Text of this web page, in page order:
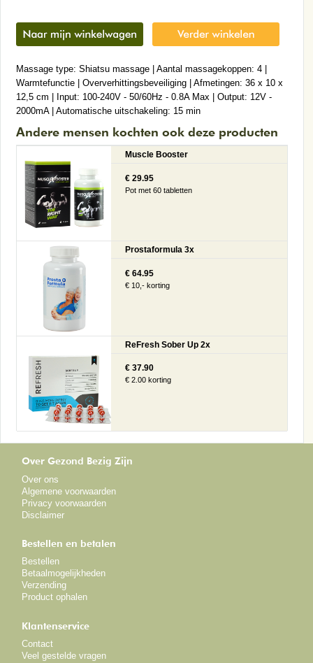
Massage type: Shiatsu massage | Aantal massagekoppen: 4 |
Warmtefunctie | Oververhittingsbeveiliging | Afmetingen: 36 x 10 x
12,5 cm | Input: 100-240V - 50/60Hz - 0.8A Max | Output: 12V -
2000mA | Automatische uitschakeling: 15 min
Andere mensen kochten ook deze producten
Muscle Booster
€ 29.95
Pot met 60 tabletten
Prostaformula 3x
€ 64.95
€ 10,- korting
ReFresh Sober Up 2x
€ 37.90
€ 2.00 korting
Over Gezond Bezig Zijn
Over ons
Algemene voorwaarden
Privacy voorwaarden
Disclaimer
Bestellen en betalen
Bestellen
Betaalmogelijkheden
Verzending
Product ophalen
Klantenservice
Contact
Veel gestelde vragen